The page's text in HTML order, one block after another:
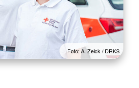
Foto: A. Zelck / DRKS